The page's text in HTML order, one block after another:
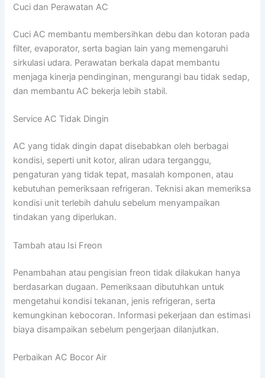
Cuci dan Perawatan AC
Cuci AC membantu membersihkan debu dan kotoran pada
filter, evaporator, serta bagian lain yang memengaruhi
sirkulasi udara. Perawatan berkala dapat membantu
menjaga kinerja pendinginan, mengurangi bau tidak sedap,
dan membantu AC bekerja lebih stabil.
Service AC Tidak Dingin
AC yang tidak dingin dapat disebabkan oleh berbagai
kondisi, seperti unit kotor, aliran udara terganggu,
pengaturan yang tidak tepat, masalah komponen, atau
kebutuhan pemeriksaan refrigeran. Teknisi akan memeriksa
kondisi unit terlebih dahulu sebelum menyampaikan
tindakan yang diperlukan.
Tambah atau Isi Freon
Penambahan atau pengisian freon tidak dilakukan hanya
berdasarkan dugaan. Pemeriksaan dibutuhkan untuk
mengetahui kondisi tekanan, jenis refrigeran, serta
kemungkinan kebocoran. Informasi pekerjaan dan estimasi
biaya disampaikan sebelum pengerjaan dilanjutkan.
Perbaikan AC Bocor Air